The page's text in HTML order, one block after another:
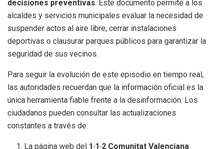
decisiones preventivas. Este documento permite a los
alcaldes y servicios municipales evaluar la necesidad de
suspender actos al aire libre, cerrar instalaciones
deportivas o clausurar parques públicos para garantizar la
seguridad de sus vecinos.
Para seguir la evolución de este episodio en tiempo real,
las autoridades recuerdan que la información oficial es la
única herramienta fiable frente a la desinformación. Los
ciudadanos pueden consultar las actualizaciones
constantes a través de:
La página web del 1·1·2 Comunitat Valenciana